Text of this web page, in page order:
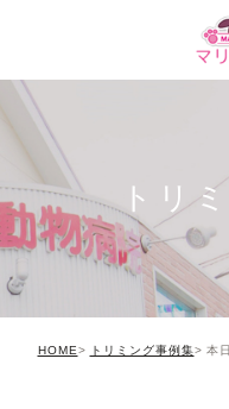
トリ
HOME トリミング事例集
本